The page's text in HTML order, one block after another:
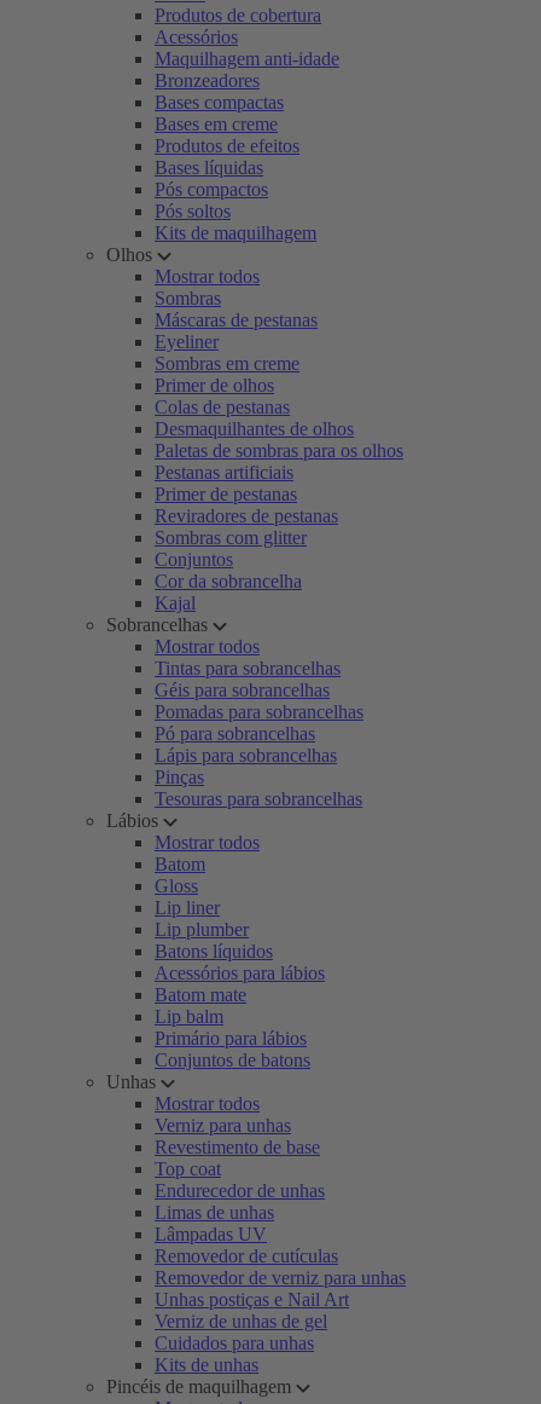
Produtos de cobertura
Acessórios
Maquilhagem anti-idade
Bronzeadores
Bases compactas
Bases em creme
Produtos de efeitos
Bases líquidas
Pós compactos
Pós soltos
Kits de maquilhagem
Olhos
Mostrar todos
Sombras
Máscaras de pestanas
Eyeliner
Sombras em creme
Primer de olhos
Colas de pestanas
Desmaquilhantes de olhos
Paletas de sombras para os olhos
Pestanas artificiais
Primer de pestanas
Reviradores de pestanas
Sombras com glitter
Conjuntos
Cor da sobrancelha
Kajal
Sobrancelhas
Mostrar todos
Tintas para sobrancelhas
Géis para sobrancelhas
Pomadas para sobrancelhas
Pó para sobrancelhas
Lápis para sobrancelhas
Pinças
Tesouras para sobrancelhas
Lábios
Mostrar todos
Batom
Gloss
Lip liner
Lip plumber
Batons líquidos
Acessórios para lábios
Batom mate
Lip balm
Primário para lábios
Conjuntos de batons
Unhas
Mostrar todos
Verniz para unhas
Revestimento de base
Top coat
Endurecedor de unhas
Limas de unhas
Lâmpadas UV
Removedor de cutículas
Removedor de verniz para unhas
Unhas postiças e Nail Art
Verniz de unhas de gel
Cuidados para unhas
Kits de unhas
Pincéis de maquilhagem